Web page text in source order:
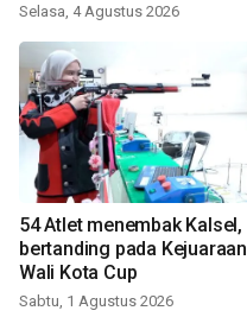
Selasa, 4 Agustus 2026
54 Atlet menembak Kalsel,
bertanding pada Kejuaraan
Wali Kota Cup
Sabtu, 1 Agustus 2026